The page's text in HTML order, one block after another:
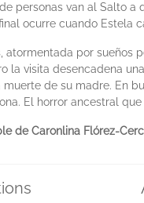
personas van al Salto
ocurre cuando Estela
atormentada por sueños
la visita desencadena
de su madre. En
El horror ancestral
de Caronlina Flórez-